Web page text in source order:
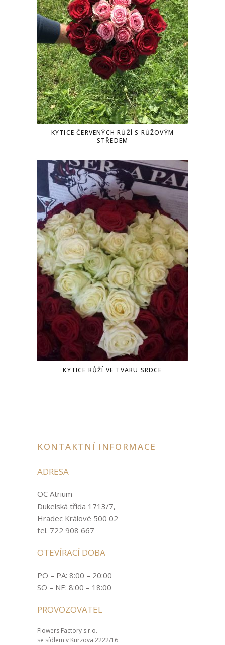
KYTICE ČERVENÝCH RŮŽÍ S RŮŽOVÝM
STŘEDEM
KYTICE RŮŽÍ VE TVARU SRDCE
KONTAKTNÍ INFORMACE
ADRESA
OC Atrium
Dukelská třída 1713/7,
Hradec Králové 500 02
tel. 722 908 667
OTEVÍRACÍ DOBA
PO – PA: 8:00 – 20:00
SO – NE: 8:00 – 18:00
PROVOZOVATEL
Flowers Factory s.r.o.
se sídlem v Kurzova 2222/16